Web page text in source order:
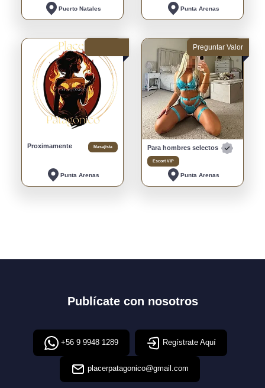
Puerto Natales Punta Arenas
Proximamente Masajista
Punta Arenas
Preguntar Valor
Para hombres selectos
Escort VIP
Punta Arenas
Publícate con nosotros
+56 9 9948 1289 Regístrate Aquí
placerpatagonico@gmail.com